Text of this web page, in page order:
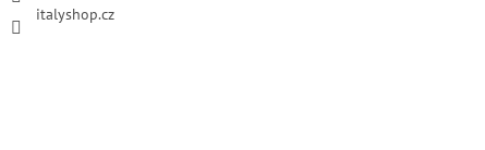
italyshop.cz